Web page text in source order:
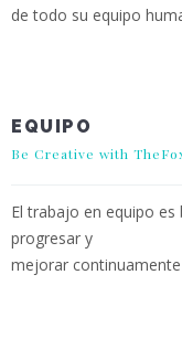
de todo su equipo
EQUIPO
Be Creative with
El trabajo en equipo
progresar y
mejorar continuamente